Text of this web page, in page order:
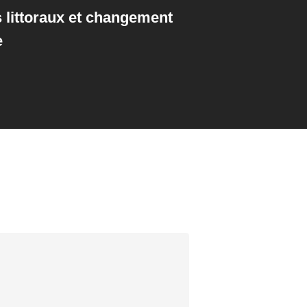
littoraux et changement